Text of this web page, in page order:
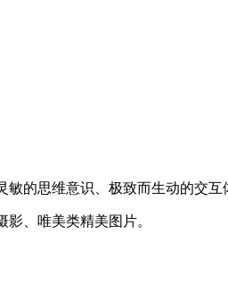
的思维意识、极致而生动的交互
、唯美类精美图片。